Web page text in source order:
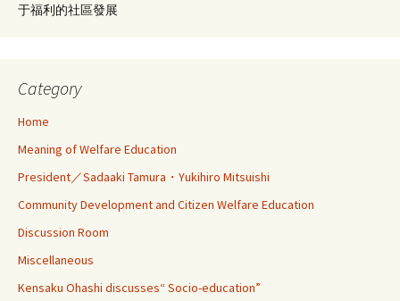
于福利的社區發展
Category
Home
Meaning of Welfare Education
President／Sadaaki Tamura・Yukihiro Mitsuishi
Community Development and Citizen Welfare Education
Discussion Room
Miscellaneous
Kensaku Ohashi discusses“ Socio-education”